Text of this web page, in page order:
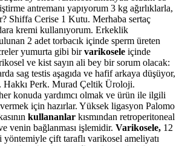
antremanı yapıyorum 3 kg ağırlıklarla,
Shiffa Cerise 1 Kutu. Merhaba sertaç
kremi kullanıyorum. Erkeklik
2 adet torbacık içinde sperm üreten
yumurta gibi birvarikosele içinde
ve kist sayın ali bey bir sorum olacak:
sag testis aşagıda ve hafif arkaya düşüyor,
. Hakkı Perk. Murad Çeltik Üroloji.
konuda yardımcı olmak ve ürün ile ilgili
için hazırlar. Yüksek ligasyon Palomo
kullananlar kısmından retroperitoneal
venin bağlanması işlemidir. Varikosele, 12
çift taraflı varikosel ameliyatı